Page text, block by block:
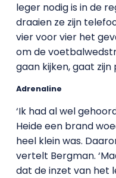
leger nodig is in de
draaien ze zijn
vier voor vier het
om de
gaan kijken, gaat zijn
Adrenaline
‘Ik had al wel
Heide een brand
heel klein was.
vertelt Bergman.
dat de inzet van het